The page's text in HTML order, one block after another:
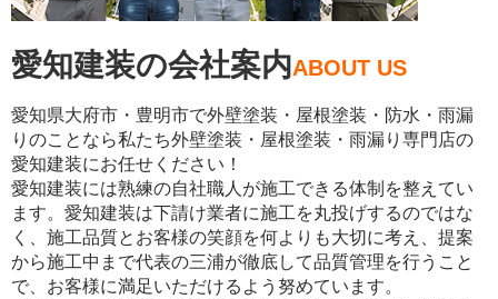
愛知建装の会社案内ABOUT US
愛知県大府市・豊明市で外壁塗装・屋根塗装・防水・雨漏
りのことなら私たち外壁塗装・屋根塗装・雨漏り専門店の
愛知建装にお任せください！
愛知建装には熟練の自社職人が施工できる体制を整えてい
ます。愛知建装は下請け業者に施工を丸投げするのではな
く、施工品質とお客様の笑顔を何よりも大切に考え、提案
から施工中まで代表の三浦が徹底して品質管理を行うこと
で、お客様に満足いただけるよう努めています。